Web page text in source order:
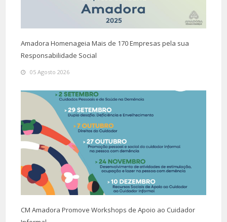
Amadora Homenageia Mais de 170 Empresas pela sua
Responsabilidade Social
05 Agosto 2026
CM Amadora Promove Workshops de Apoio ao Cuidador